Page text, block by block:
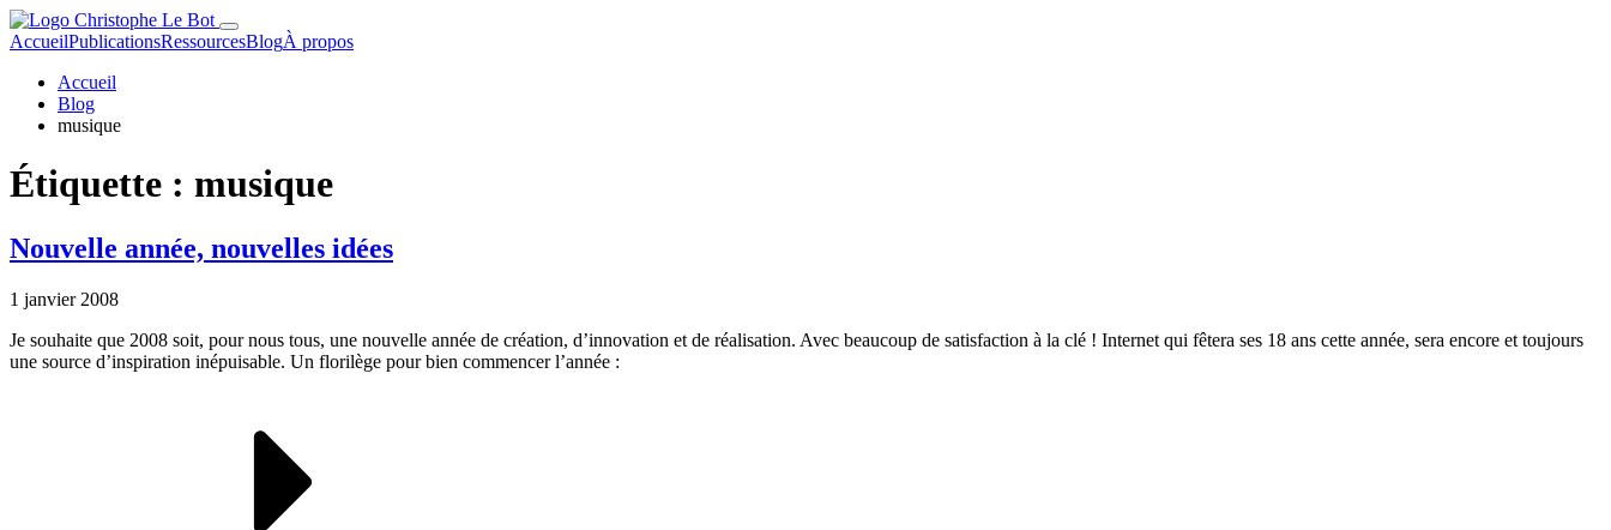
AccueilPublicationsRessourcesBlogÀ propos
Accueil
Blog
musique
Étiquette : musique
Nouvelle année, nouvelles idées
1 janvier 2008
Je souhaite que 2008 soit, pour nous tous, une nouvelle année de création, d’innovation et de réalisation. Avec beaucoup de satisfaction à la clé ! Internet qui fêtera ses 18 ans cette année, sera encore et toujours
une source d’inspiration inépuisable. Un florilège pour bien commencer l’année :